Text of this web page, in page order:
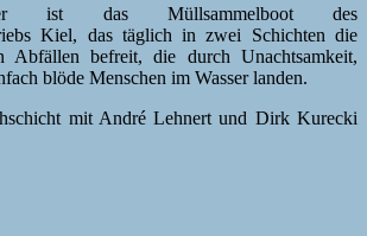
ist das Müllsammelboot des
Kiel, das täglich in zwei Schichten die
Abfällen befreit, die durch Unachtsamkeit,
blöde Menschen im Wasser landen.
mit André Lehnert und Dirk Kurecki